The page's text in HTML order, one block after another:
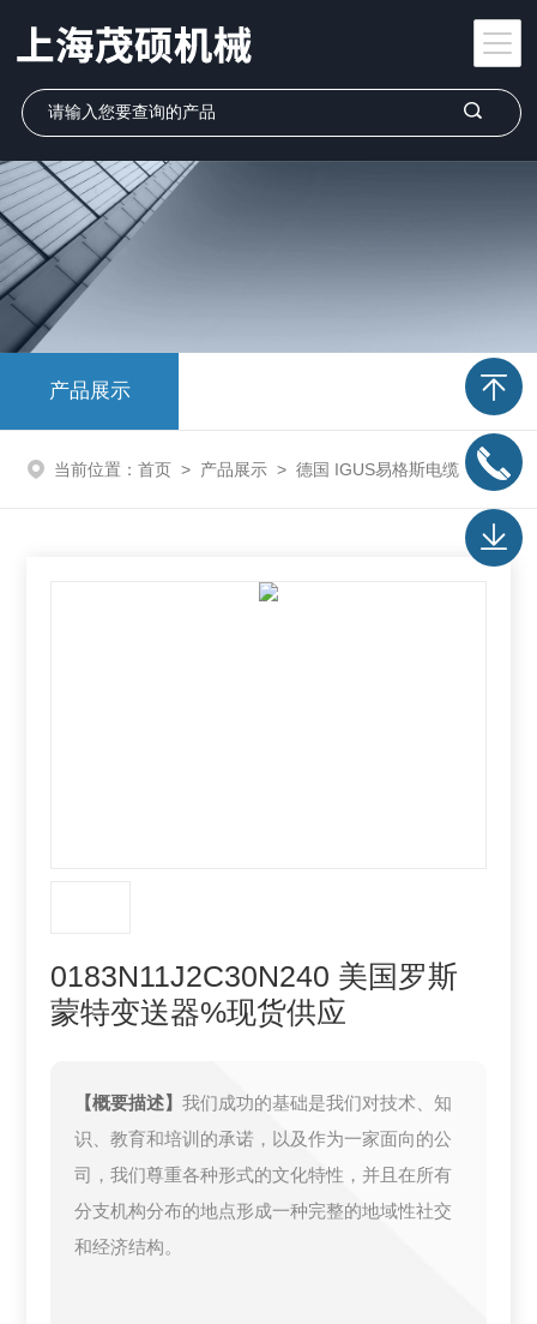
产品展示
当前位置： 首页 > 产品展示 > 德国 IGUS易格斯电缆 >德国
0183N11J2C30N240 美国罗斯
蒙特变送器%现货供应
【概要描述】我们成功的基础是我们对技术、知
识、教育和培训的承诺，以及作为一家面向的公
司，我们尊重各种形式的文化特性，并且在所有
分支机构分布的地点形成一种完整的地域性社交
和经济结构。